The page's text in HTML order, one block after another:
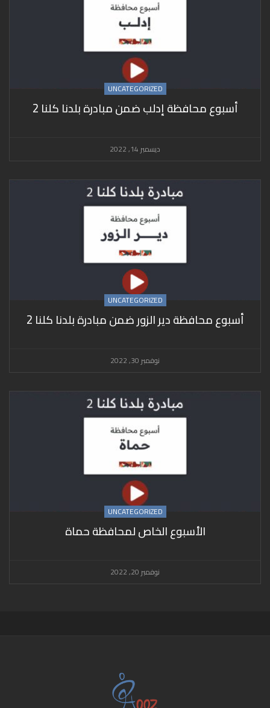
UNCATEGORIZED
أسبوع محافظة إدلب ضمن مبادرة بلدنا كلنا 2
ديسمبر 14, 2022
UNCATEGORIZED
أسبوع محافظة دير الزور ضمن مبادرة بلدنا كلنا 2
نوفمبر 30, 2022
UNCATEGORIZED
الأسبوع الخاص لمحافظة حماة
نوفمبر 20, 2022